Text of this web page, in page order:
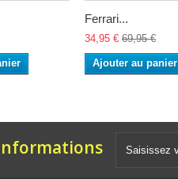
Ferrari...
34,95 € 69,95 €
Ajouter au panier